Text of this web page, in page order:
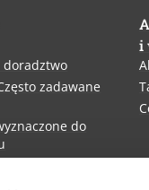
doradztwo
zadawane
do
i